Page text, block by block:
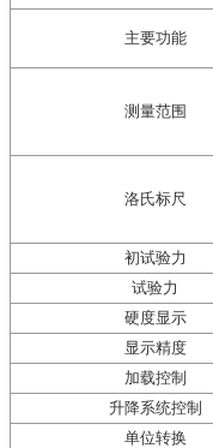
主要功能
测量范围
洛氏标尺
初试验力
试验力
硬度显示
显示精度
加载控制
升降系统控制
单位转换